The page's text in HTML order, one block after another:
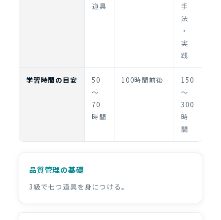
道具
手
法
・
実
践
学習時間の目安
50
〜
70
時間
100時間前後
150
〜
300
時
間
品質管理の基礎
3級で七つ道具を身につける。